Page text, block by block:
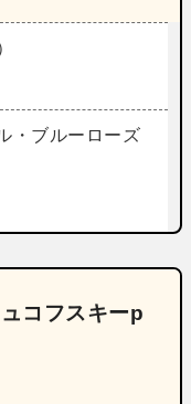
・ブルーローズ
コフスキーp